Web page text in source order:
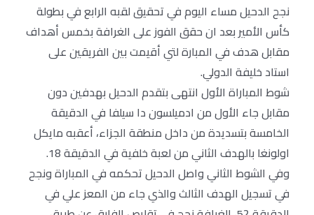
نجح الدحيل مساء اليوم في تحقيق لقبه الرابع في بطولة
كأس الأمير بعد ان حقق الفوز على الغرافة بخمس أهداف
مقابل هدف في المبارة لتي أقيمت بين الفريقين على
استاد خليفة الدولي.
شوط المباراة الأول انتهى بتقدم الدحيل بهدفين دون
مقابل جاء الأول من ادميلسون دا سيلفا في الدقيقة
الخامسة بتسديدة من داخل منطقة الجزاء، أعقبه مايكل
اولونغا بالهدف الثاني من لعبة خلفية في الدقيقة 18.
وفي الشوط الثاني واصل الدحيل تحكمه في المباراة ونجح
في تسجيل الهدف الثالث والذي جاء من المعز علي في